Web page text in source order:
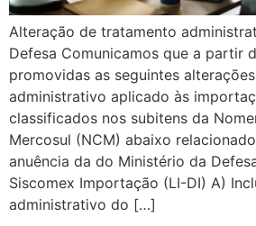
Alteração de tratamento
Defesa Comunicamos que a partir
promovidas as seguintes
administrativo aplicado às
classificados nos subitens da
Mercosul (NCM) abaixo
anuência da do Ministério da
Siscomex Importação (LI-DI) A)
administrativo do […]